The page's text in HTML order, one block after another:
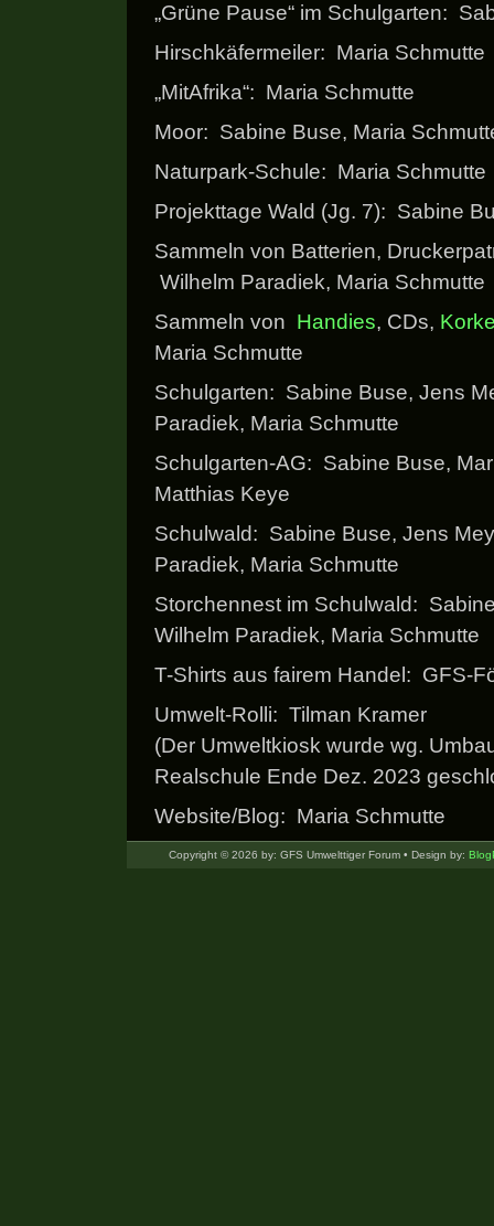
„Grüne Pause“ im Schulgarten:
Hirschkäfermeiler: Maria Schmutte
„MitAfrika“: Maria Schmutte
Moor: Sabine Buse, Maria
Naturpark-Schule: Maria Schmutte
Projekttage Wald (Jg. 7): Sabine
Sammeln von Batterien,
Wilhelm Paradiek, Maria Schmutte
Sammeln von Handies, CDs,
Maria Schmutte
Schulgarten: Sabine Buse, Jens
Paradiek, Maria Schmutte
Schulgarten-AG: Sabine Buse,
Matthias Keye
Schulwald: Sabine Buse, Jens
Paradiek, Maria Schmutte
Storchennest im Schulwald:
Wilhelm Paradiek, Maria Schmutte
T-Shirts aus fairem Handel: GFS-
Umwelt-Rolli: Tilman Kramer
(Der Umweltkiosk wurde wg.
Realschule Ende Dez. 2023
Website/Blog: Maria Schmutte
Copyright © 2026 by: GFS Umwelttiger Forum • Design by: